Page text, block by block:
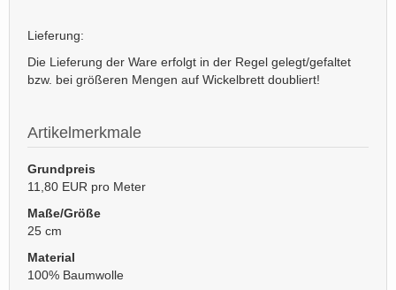
Lieferung:
Die Lieferung der Ware erfolgt in der Regel gelegt/gefaltet
bzw. bei größeren Mengen auf Wickelbrett doubliert!
Artikelmerkmale
Grundpreis
11,80 EUR pro Meter
Maße/Größe
25 cm
Material
100% Baumwolle